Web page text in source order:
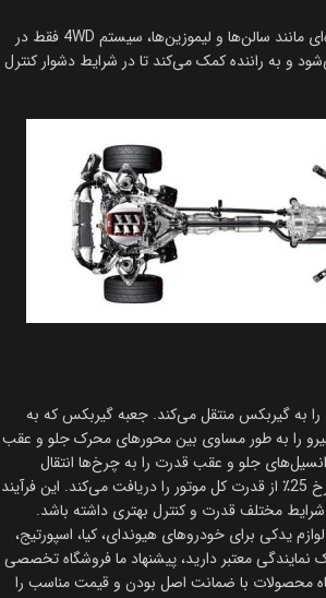
در برخی از خودروهای جاده‌ای مانند سالن‌ها و لیموزین‌ها، سیستم 4WD فقط در
و به راننده کمک می‌کند تا در شرایط دشوار کنترل
را به گیربکس منتقل می‌کند. جعبه گیربکس که به
را به طور مساوی بین محورهای محرک جلو و عقب
جلو و عقب قدرت را به چرخ‌ها انتقال
می‌دهند و در نهایت، هر چرخ 25٪ از قدرت کل موتور را دریافت می‌کند. این فرآیند
مختلف قدرت و کنترل بهتری داشته باشد.
یدکی برای خودروهای هیوندای، کیا، اسپورتیج،
نمایندگی معتبر دارید، پیشنهاد ما فروشگاه تخصصی
محصولات با ضمانت اصل بودن و قیمت مناسب را